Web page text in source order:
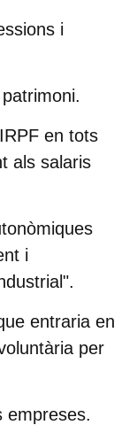
i
en tots
als salaris
i
entraria en
per
empreses.